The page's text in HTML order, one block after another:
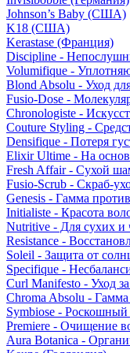
Johnson’s Baby (США)
K18 (США)
Kerastase (Франция)
Discipline -
Volumifique -
Blond Absolu - Уход
Fusio-Dose -
Chronologiste -
Couture Styling -
Densifique - Потеря
Elixir Ultime - На
Fresh Affair - Сухой
Fusio-Scrub - Скраб-
Genesis - Гамма
Initialiste - Красота
Nutritive - Для сухих и
Resistance -
Soleil - Защита от
Specifique -
Curl Manifesto - Уход
Chroma Absolu -
Symbiose - Роскошный
Premiere - Очищение
Aura Botanica -